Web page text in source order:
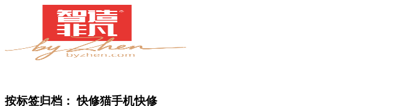
按标签归档：快修猫手机快修